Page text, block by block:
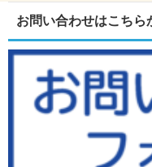
お問い合わせはこちら